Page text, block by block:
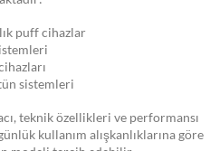
puff cihazlar
sistemleri
teknik özellikleri ve performansı
kullanım alışkanlıklarına göre